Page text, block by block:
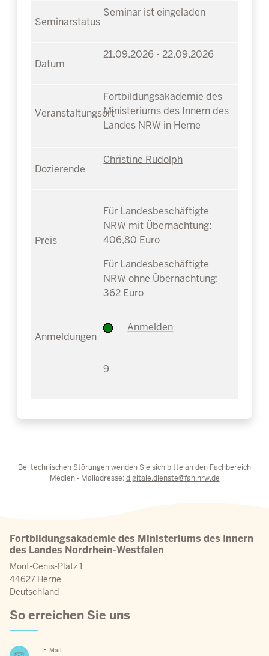
Seminar ist eingeladen
21.09.2026 - 22.09.2026
Fortbildungsakademie des
Ministeriums des Innern des
Landes NRW in Herne
Christine Rudolph
Für Landesbeschäftigte
NRW mit Übernachtung:
406,80 Euro
Für Landesbeschäftigte
NRW ohne Übernachtung:
362 Euro
Anmelden
9
Bei technischen Störungen wenden Sie sich bitte an den Fachbereich
Medien - Mailadresse:digitale.dienste@fah.nrw.de
Fortbildungsakademie des Ministeriums des Innern
des Landes Nordrhein-Westfalen
Mont-Cenis-Platz 1
44627 Herne
Deutschland
So erreichen Sie uns
E-Mail